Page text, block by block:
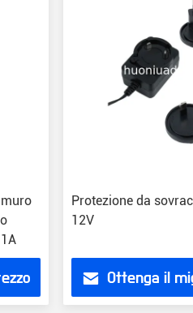
Protezione da
12V
Ottenga il